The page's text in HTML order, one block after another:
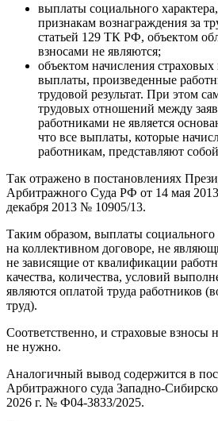
выплаты социального
признакам вознаграждения за
статьей 129 ТК РФ, объектом
взносами не являются;
объектом начисления страховых
выплаты, произведенные
трудовой результат. При этом
трудовых отношений между
работниками не является
что все выплаты, которые
работникам, представляют
Так отражено в постановлениях
Арбитражного Суда РФ от 14 мая
декабря 2013 № 10905/13.
Таким образом, выплаты социального
на коллективном договоре, не
не зависящие от квалификации
качества, количества, условий
являются оплатой труда работников
труд).
Соответственно, и страховые взносы
не нужно.
Аналогичный вывод содержится в
Арбитражного суда Западно-
2026 г. № Ф04-3833/2025.